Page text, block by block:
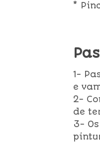
*
1-
e
2-
de
3-